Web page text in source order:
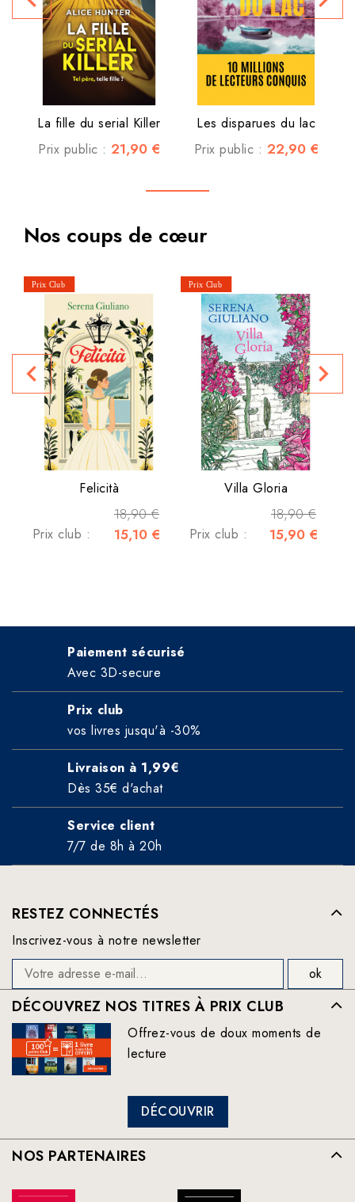
La fille du serial Killer
Prix public : 21,90 €
Les disparues du lac
Prix public : 22,90 €
Nos coups de cœur
Felicità
18,90 €
Prix club : 15,10 €
Villa Gloria
18,90 €
Prix club : 15,90 €
navigate_before navigate_next
Paiement sécurisé
Avec 3D-secure
Prix club
vos livres jusqu'à -30%
Livraison à 1,99€
Dès 35€ d'achat
Service client
7/7 de 8h à 20h
RESTEZ CONNECTÉS
Inscrivez-vous à notre newsletter
DÉCOUVREZ NOS TITRES À PRIX CLUB
Offrez-vous de doux moments de
lecture
DÉCOUVRIR
NOS PARTENAIRES